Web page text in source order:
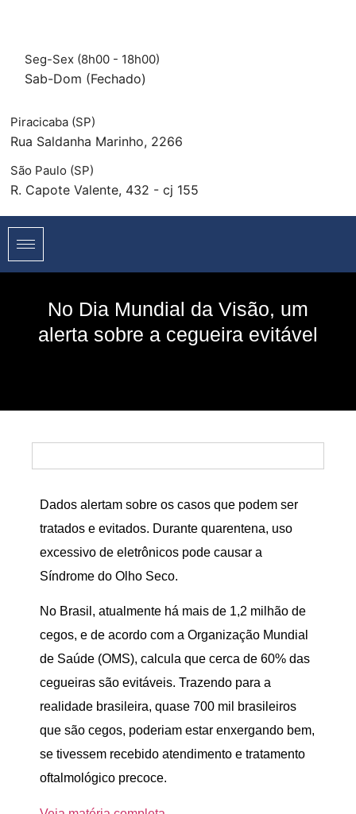
Seg-Sex (8h00 - 18h00)
Sab-Dom (Fechado)
Piracicaba (SP)
Rua Saldanha Marinho, 2266
São Paulo (SP)
R. Capote Valente, 432 - cj 155
No Dia Mundial da Visão, um
alerta sobre a cegueira evitável
Dados alertam sobre os casos que podem ser
tratados e evitados. Durante quarentena, uso
excessivo de eletrônicos pode causar a
Síndrome do Olho Seco.
No Brasil, atualmente há mais de 1,2 milhão de
cegos, e de acordo com a Organização Mundial
de Saúde (OMS), calcula que cerca de 60% das
cegueiras são evitáveis. Trazendo para a
realidade brasileira, quase 700 mil brasileiros
que são cegos, poderiam estar enxergando bem,
se tivessem recebido atendimento e tratamento
oftalmológico precoce.